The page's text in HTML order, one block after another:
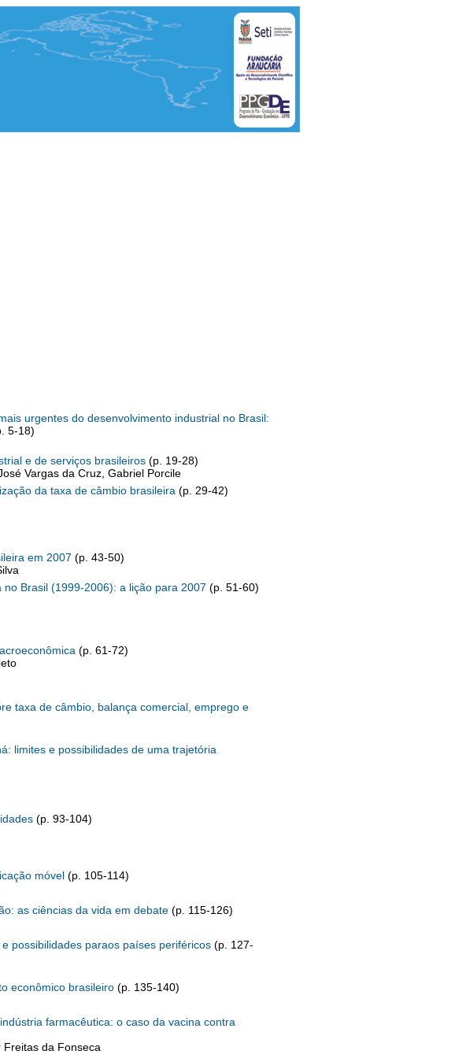
urgentes do desenvolvimento industrial no Brasil:
5-18)
e de serviços brasileiros (p. 19-28)
Vargas da Cruz, Gabriel Porcile
da taxa de câmbio brasileira (p. 29-42)
em 2007 (p. 43-50)
Brasil (1999-2006): a lição para 2007 (p. 51-60)
(p. 61-72)
taxa de câmbio, balança comercial, emprego e
limites e possibilidades de uma trajetória
(p. 93-104)
móvel (p. 105-114)
as ciências da vida em debate (p. 115-126)
possibilidades paraos países periféricos (p. 127-
econômico brasileiro (p. 135-140)
farmacêutica: o caso da vacina contra
da Fonseca